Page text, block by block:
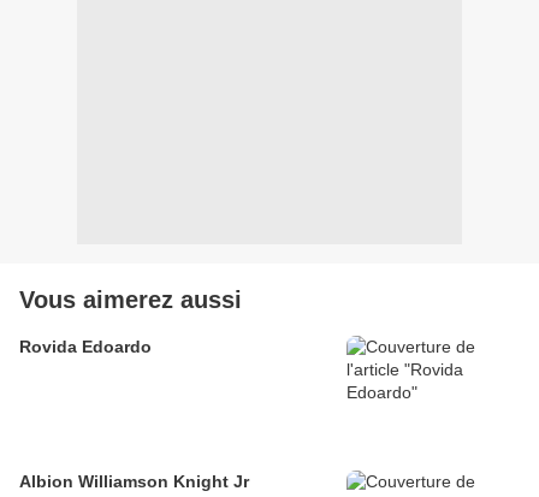
Vous aimerez aussi
Rovida Edoardo
Albion Williamson Knight Jr